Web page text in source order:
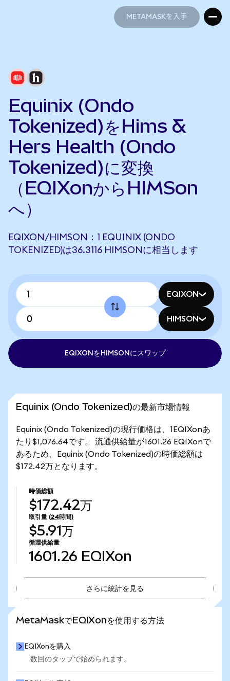
METAMASKを入手
Equinix (Ondo
Tokenized)をHims &
Hers Health (Ondo
Tokenized)に変換
（EQIXonからHIMSon
へ）
EQIXON/HIMSON：1 EQUINIX (ONDO
TOKENIZED)は36.3116 HIMSONに相当します
EQIXON
HIMSON
EQIXONをHIMSONにスワップ
Equinix (Ondo Tokenized)の最新市場情報
Equinix (Ondo Tokenized)の現行価格は、1EQIXonあ
たり$1,076.64です。 流通供給量が1601.26 EQIXonで
あるため、Equinix (Ondo Tokenized)の時価総額は
$172.42万となります。
時価総額
$172.42万
取引量 (24時間)
$5.91万
循環供給量
1601.26 EQIXon
さらに統計を見る
MetaMaskでEQIXonを使用する方法
EQIXonを購入
数回のタップで始められます。